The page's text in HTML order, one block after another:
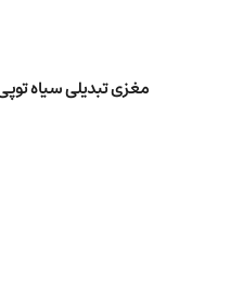
مغزی تبدیلی سیاه